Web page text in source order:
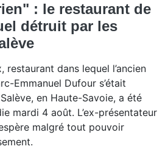
: le restaurant de
détruit par les
restaurant dans lequel l’ancien
Emmanuel Dufour s’était
en Haute-Savoie, a été
mardi 4 août. L’ex-présentateur
malgré tout pouvoir